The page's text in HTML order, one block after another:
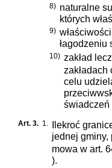
8) naturalne
których
9)
łagodzeniu
10) zakład
celu
świadczeń
Art. 3. 1.
Ilekroć
jednej
mowa w art.
).